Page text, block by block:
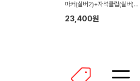
마커(실버2)+자석클립(실버)
+자석티(2)+골프타월 세트
23,400원